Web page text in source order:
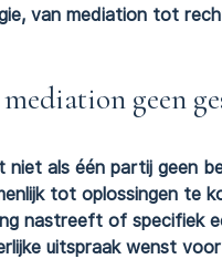
van mediation tot
geen
niet als één partij geen
tot oplossingen te
nastreeft of specifiek
uitspraak wenst voor